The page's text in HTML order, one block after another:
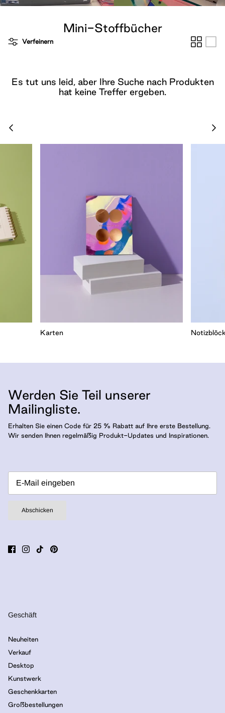
Cards
Mini-Stoffbücher
Verfeinern
Es tut uns leid, aber Ihre Suche nach Produkten
hat keine Treffer ergeben.
Karten
Werden Sie Teil unserer
Mailingliste.
Erhalten Sie einen Code für 25 % Rabatt auf Ihre erste Bestellung.
Wir senden Ihnen regelmäßig Produkt-Updates und Inspirationen.
Abschicken
Geschäft
Neuheiten
Verkauf
Desktop
Kunstwerk
Geschenkkarten
Großbestellungen